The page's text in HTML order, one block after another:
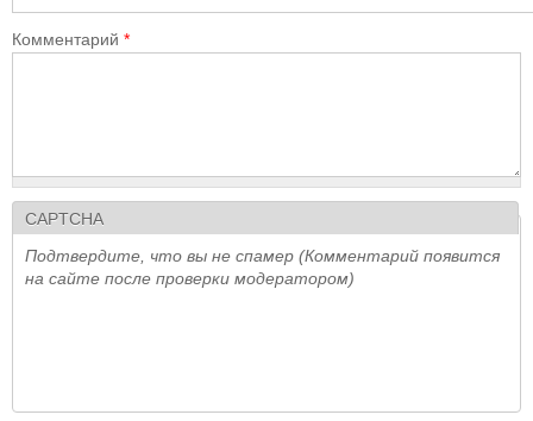
Комментарий *
CAPTCHA
Подтвердите, что вы не спамер (Комментарий появится
на сайте после проверки модератором)